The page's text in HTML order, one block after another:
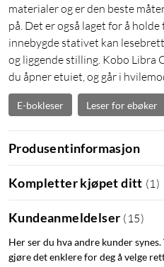
materialer og er den beste
på. Det er også laget for å
innebygde stativet kan
og liggende stilling. Kobo Libra
du åpner etuiet, og går i
E-bokleser Leser for ebøker
Produsentinformasjon
Kompletter kjøpet ditt (1 )
Kundeanmeldelser ( 15)
Her ser du hva andre kunder
gjøre det enklere for deg å velge